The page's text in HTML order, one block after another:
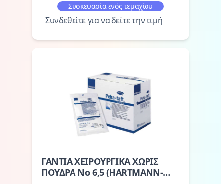
Συσκευασία ενός τεμαχίου
Συνδεθείτε για να δείτε την τιμή
ΓΑΝΤΙΑ ΧΕΙΡΟΥΡΓΙΚΑ ΧΩΡΙΣ
ΠΟΥΔΡΑ No 6,5 (HARTMANN-